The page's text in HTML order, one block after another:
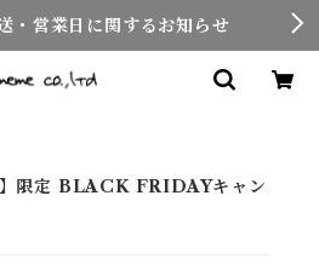
・営業日に関するお知らせ
限定 BLACK FRIDAYキャン